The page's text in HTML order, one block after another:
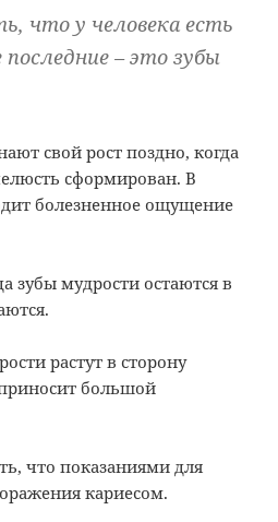
что у человека есть
– это зубы
свой рост поздно, когда
сформирован. В
болезненное ощущение
зубы мудрости остаются в
растут в сторону
приносит большой
что показаниями для
кариесом.